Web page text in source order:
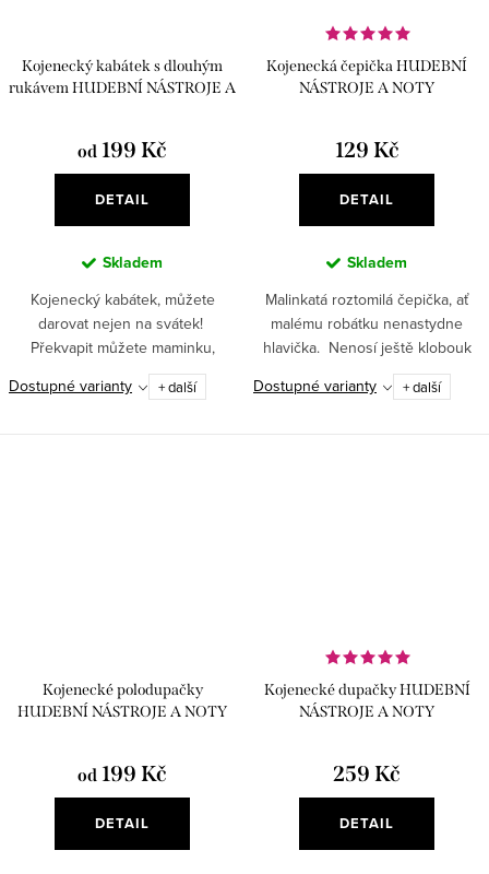
Kojenecký kabátek s dlouhým
rukávem HUDEBNÍ NÁSTROJE A
od 199 Kč
DETAIL
Skladem
Kojenecký kabátek, můžete
darovat nejen na svátek!
Překvapit můžete maminku,
tatínka, když dostanou dáreček
pro dcerku či synka. Je to
Dostupné varianty + další
Kojenecká čepička HUDEBNÍ
NÁSTROJE A NOTY
129 Kč
DETAIL
Skladem
Malinkatá roztomilá čepička, ať
malému robátku nenastydne
hlavička. Nenosí ještě klobouk
ani šáteček, holčička ani
chlapeček.
Dostupné varianty + další
Kojenecké polodupačky
HUDEBNÍ NÁSTROJE A NOTY
od 199 Kč
DETAIL
Kojenecké dupačky HUDEBNÍ
NÁSTROJE A NOTY
259 Kč
DETAIL